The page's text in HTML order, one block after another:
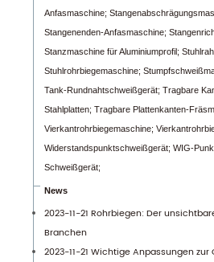
Anfasmaschine;
Stangenenden-Anfasmaschine;
Stanzmaschine für Aluminiumprofil;
Stuhlrohrbiegemaschine;
Tank-Rundnahtschweißgerät; Tragbare
Stahlplatten; Tragbare Plattenkanten-
Vierkantrohrbiegemaschine;
Widerstandspunktschweißgerät; WIG-
Schweißgerät;
News
2023-11-21 Rohrbiegen: Der
Branchen
2023-11-21 Wichtige Anpassungen